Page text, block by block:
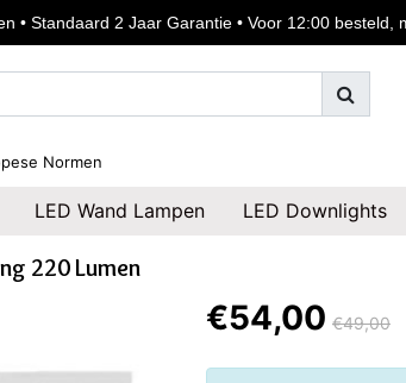
Normen
LED Wand Lampen LED Downlights
220 Lumen
€54,00 €49,00
Standaard 2 Jaar Garantie • Voor 12:00 besteld,